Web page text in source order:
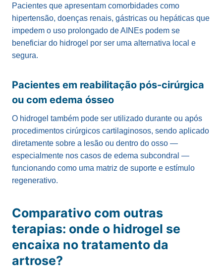
Pacientes que apresentam comorbidades como
hipertensão, doenças renais, gástricas ou hepáticas que
impedem o uso prolongado de AINEs podem se
beneficiar do hidrogel por ser uma alternativa local e
segura.
Pacientes em reabilitação pós-cirúrgica
ou com edema ósseo
O hidrogel também pode ser utilizado durante ou após
procedimentos cirúrgicos cartilaginosos, sendo aplicado
diretamente sobre a lesão ou dentro do osso —
especialmente nos casos de edema subcondral —
funcionando como uma matriz de suporte e estímulo
regenerativo.
Comparativo com outras
terapias: onde o hidrogel se
encaixa no tratamento da
artrose?